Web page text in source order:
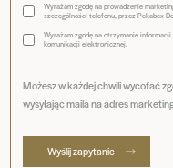
Wyrażam zgodę na prowadzenie
szczególności telefonu, przez Pekabex
Wyrażam zgodę na otrzymanie
komunikacji elektronicznej.
Możesz w każdej chwili wycofać
wysyłając maila na adres
Wyślij zapytanie